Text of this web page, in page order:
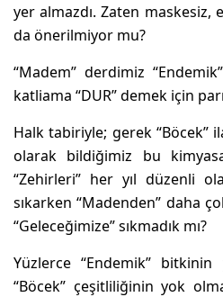
yer almazdı. Zaten maskesiz,
da önerilmiyor mu?
“Madem” derdimiz
katliama “DUR” demek için
Halk tabiriyle; gerek “Böcek”
olarak bildiğimiz bu
“Zehirleri” her yıl düzenli
sıkarken “Madenden” daha
“Geleceğimize” sıkmadık mı?
Yüzlerce “Endemik”
“Böcek” çeşitliliğinin yok